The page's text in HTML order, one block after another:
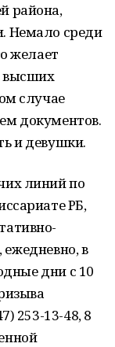
района,
Немало среди
желает
высших
случае
документов.
и девушки.
линий по
РБ,
ежедневно, в
дни с 10
253-13-48, 8